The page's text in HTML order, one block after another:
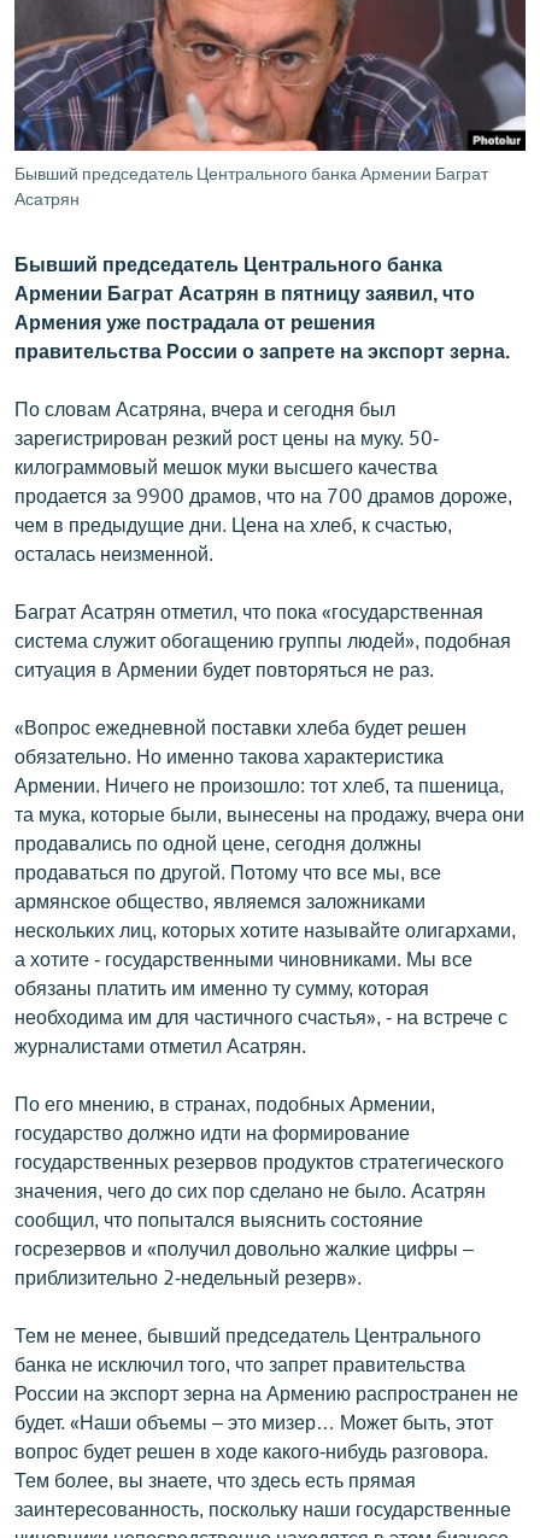
ՄԻՋԱԶԳԱՅԻՆ
ՄՇԱԿՈՒՅԹ
ՍՊՈՐՏ
ՄԵԿՆԱԲԱՆՈՒԹՅՈՒՆ
ՏՏ ԵՒ ԻՆՏԵՐՆԵՏ
ԱՐԽԻՎ
ՏԵՍԱՆՅՈՒԹԵՐ
ԲԱՆԱՎԵՃ
ՁԳՏԵԼՈՎ ԼԱՎԱԳՈՒՅՆԻՆ
ՓՈԴՔԱՍԹ
Հայերեն
English
Русский
ՀԵՏԵՎԵՔ ՄԵԶ
«Ազատության» բոլոր կայքերը
Бывший председатель Центрального банка Армении Баграт
Асатрян
Бывший председатель Центрального банка
Армении Баграт Асатрян в пятницу заявил, что
Армения уже пострадала от решения
правительства России о запрете на экспорт зерна.
По словам Асатряна, вчера и сегодня был
зарегистрирован резкий рост цены на муку. 50-
килограммовый мешок муки высшего качества
продается за 9900 драмов, что на 700 драмов дороже,
чем в предыдущие дни. Цена на хлеб, к счастью,
осталась неизменной.
Баграт Асатрян отметил, что пока «государственная
система служит обогащению группы людей», подобная
ситуация в Армении будет повторяться не раз.
«Вопрос ежедневной поставки хлеба будет решен
обязательно. Но именно такова характеристика
Армении. Ничего не произошло: тот хлеб, та пшеница,
та мука, которые были, вынесены на продажу, вчера они
продавались по одной цене, сегодня должны
продаваться по другой. Потому что все мы, все
армянское общество, являемся заложниками
нескольких лиц, которых хотите называйте олигархами,
а хотите - государственными чиновниками. Мы все
обязаны платить им именно ту сумму, которая
необходима им для частичного счастья», - на встрече с
журналистами отметил Асатрян.
По его мнению, в странах, подобных Армении,
государство должно идти на формирование
государственных резервов продуктов стратегического
значения, чего до сих пор сделано не было. Асатрян
сообщил, что попытался выяснить состояние
госрезервов и «получил довольно жалкие цифры –
приблизительно 2-недельный резерв».
Тем не менее, бывший председатель Центрального
банка не исключил того, что запрет правительства
России на экспорт зерна на Армению распространен не
будет. «Наши объемы – это мизер… Может быть, этот
вопрос будет решен в ходе какого-нибудь разговора.
Тем более, вы знаете, что здесь есть прямая
заинтересованность, поскольку наши государственные